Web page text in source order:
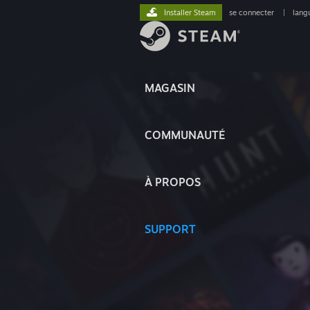
MAGASIN
COMMUNAUTÉ
À PROPOS
SUPPORT
Installer Steam se connecter